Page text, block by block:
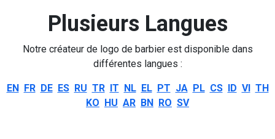
Plusieurs Langues
Notre créateur de logo de barbier est disponible dans
différentes langues :
EN FR DE ES RU TR IT NL EL PT JA PL CS ID VI TH
KO HU AR BN RO SV